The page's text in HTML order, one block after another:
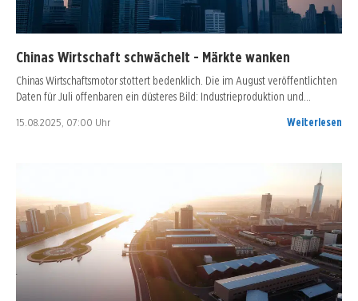
Chinas Wirtschaft schwächelt - Märkte wanken
Chinas Wirtschaftsmotor stottert bedenklich. Die im August veröffentlichten
Daten für Juli offenbaren ein düsteres Bild: Industrieproduktion und…
15.08.2025, 07:00 Uhr Weiterlesen